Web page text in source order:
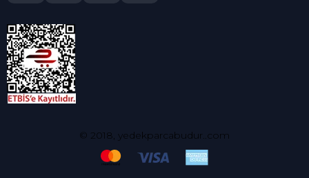
© 2018, yedekparcabudur..com